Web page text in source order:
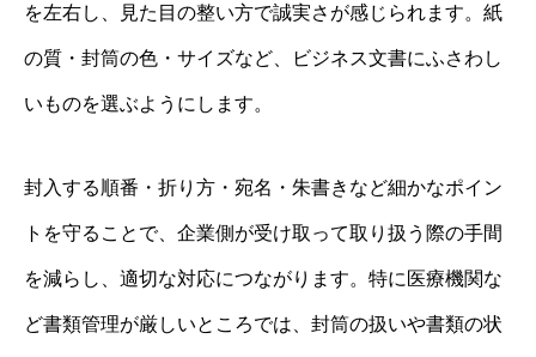
を左右し、見た目の整い方で誠実さが感じられます。紙
の質・封筒の色・サイズなど、ビジネス文書にふさわし
いものを選ぶようにします。
封入する順番・折り方・宛名・朱書きなど細かなポイン
トを守ることで、企業側が受け取って取り扱う際の手間
を減らし、適切な対応につながります。特に医療機関な
ど書類管理が厳しいところでは、封筒の扱いや書類の状